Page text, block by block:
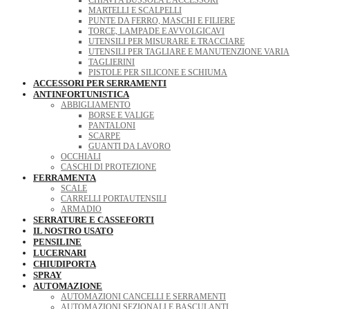
MARTELLI E SCALPELLI
PUNTE DA FERRO, MASCHI E FILIERE
TORCE, LAMPADE E AVVOLGICAVI
UTENSILI PER MISURARE E TRACCIARE
UTENSILI PER TAGLIARE E MANUTENZIONE VARIA
TAGLIERINI
PISTOLE PER SILICONE E SCHIUMA
ACCESSORI PER SERRAMENTI
ANTINFORTUNISTICA
ABBIGLIAMENTO
BORSE E VALIGE
PANTALONI
SCARPE
GUANTI DA LAVORO
OCCHIALI
CASCHI DI PROTEZIONE
FERRAMENTA
SCALE
CARRELLI PORTAUTENSILI
ARMADIO
SERRATURE E CASSEFORTI
IL NOSTRO USATO
PENSILINE
LUCERNARI
CHIUDIPORTA
SPRAY
AUTOMAZIONE
AUTOMAZIONI CANCELLI E SERRAMENTI
AUTOMAZIONI SEZIONALI E BASCULANTI